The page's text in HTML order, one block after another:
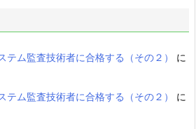
ム監査技術者に合格する（その２）
に
ム監査技術者に合格する（その２）
に